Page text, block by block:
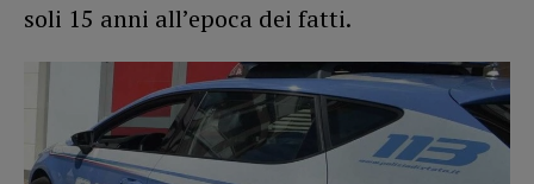
soli 15 anni all’epoca dei fatti.